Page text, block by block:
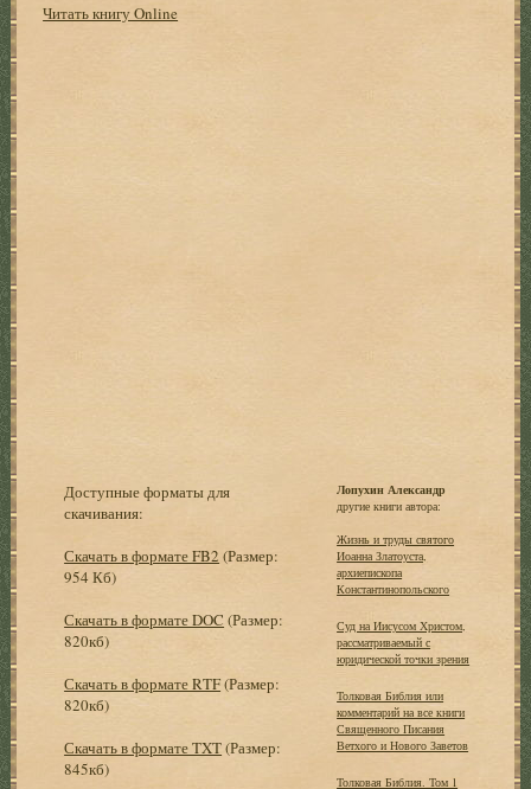
Читать книгу Online
Доступные форматы для
скачивания:
Скачать в формате FB2 (Размер:
954 Кб)
Скачать в формате DOC (Размер:
820кб)
Скачать в формате RTF(Размер:
820кб)
Скачать в формате TXT(Размер:
845кб)
Лопухин Александр
другие книги автора:
Жизнь и труды святого
Иоанна Златоуста,
архиепископа
Константинопольского
Суд на Иисусом Христом,
рассматриваемый с
юридической точки зрения
Толковая Библия или
комментарий на все книги
Священного Писания
Ветхого и Нового Заветов
Толковая Библия. Том 1